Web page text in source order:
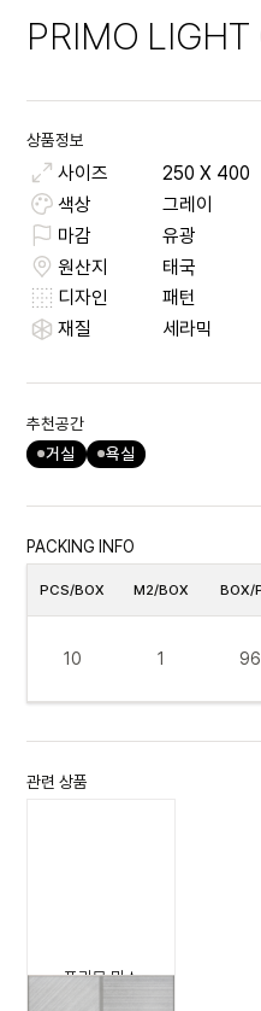
PRIMO LIGHT
상품정보
사이즈 250 X 400
색상
그레이
마감
유광
원산지
태국
디자인
패턴
재질
세라믹
추천공간
거실
욕실
PACKING INFO
PCS/BOX
10
M2/BOX
1
BOX/
96
관련 상품
프리모 믹스